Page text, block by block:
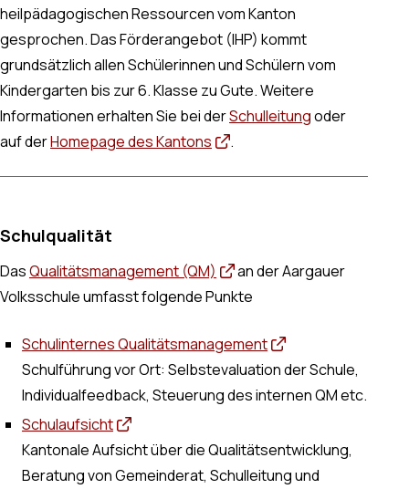
heilpädagogischen Ressourcen vom Kanton
gesprochen. Das Förderangebot (IHP) kommt
grundsätzlich allen Schülerinnen und Schülern vom
Kindergarten bis zur 6. Klasse zu Gute. Weitere
Informationen erhalten Sie bei derSchulleitungoder
auf derHomepage des Kantons .
Schulqualität
DasQualitätsmanagement (QM)
an der Aargauer
Volksschule umfasst folgende Punkte
Schulinternes Qualitätsmanagement
Schulführung vor Ort: Selbstevaluation der Schule,
Individualfeedback, Steuerung des internen QM etc.
Schulaufsicht
Kantonale Aufsicht über die Qualitätsentwicklung,
Beratung von Gemeinderat, Schulleitung und